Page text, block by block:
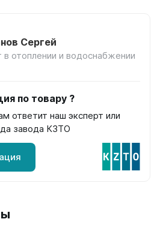
А40
С
Сергей
в отоплении и водоснабжении
по товару ?
ответит наш эксперт или
завода КЗТО